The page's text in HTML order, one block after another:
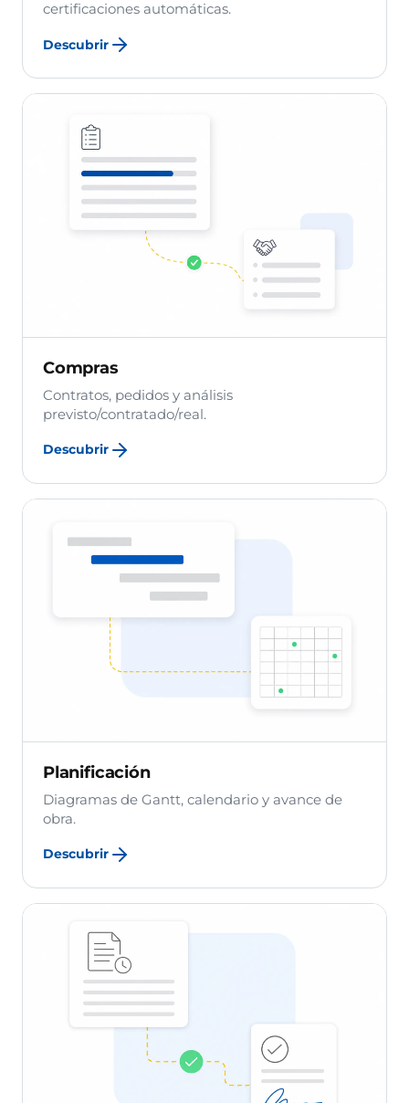
certificaciones automáticas.
Descubrir
Compras
Contratos, pedidos y análisis
previsto/contratado/real.
Descubrir
Planificación
Diagramas de Gantt, calendario y avance de
obra.
Descubrir